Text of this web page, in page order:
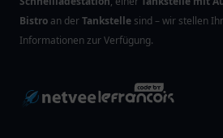
Bistro an derTankstelle sind – wir stellen
Informationen zur Verfügung.